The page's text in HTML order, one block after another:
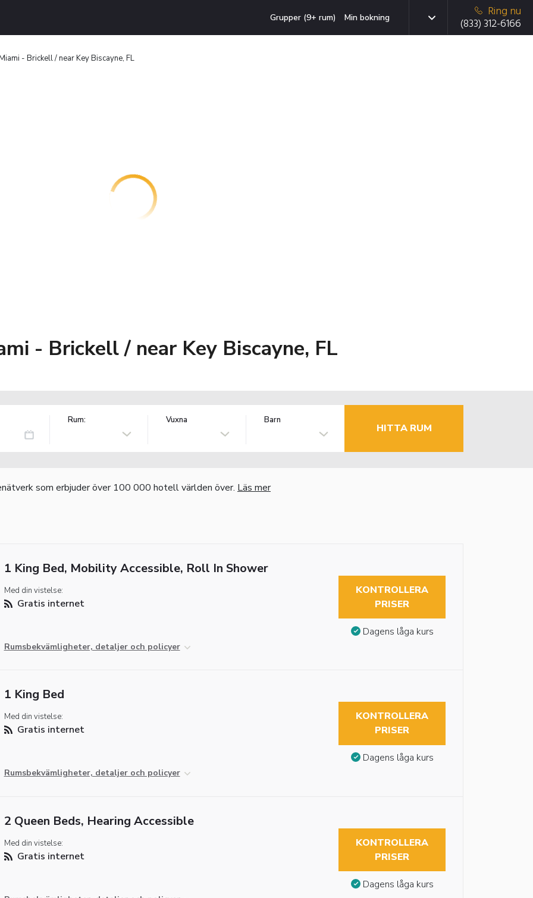
Grupper (9+ rum) Min bokning
Ring nu
(833) 312-6166
- Brickell / near Key Biscayne, FL
- Brickell / near Key Biscayne, FL
Rum: Vuxna Barn
HITTA RUM
som erbjuder över 100 000 hotell världen över. Läs mer
1 King Bed, Mobility Accessible, Roll In Shower
Med din vistelse:
Gratis internet
Rumsbekvämligheter, detaljer och policyer
KONTROLLERA
PRISER
Dagens låga kurs
1 King Bed
Med din vistelse:
Gratis internet
Rumsbekvämligheter, detaljer och policyer
KONTROLLERA
PRISER
Dagens låga kurs
2 Queen Beds, Hearing Accessible
Med din vistelse:
Gratis internet
KONTROLLERA
PRISER
Dagens låga kurs